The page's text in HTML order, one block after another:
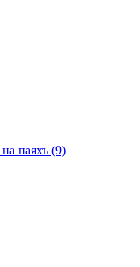
паяхъ (9)